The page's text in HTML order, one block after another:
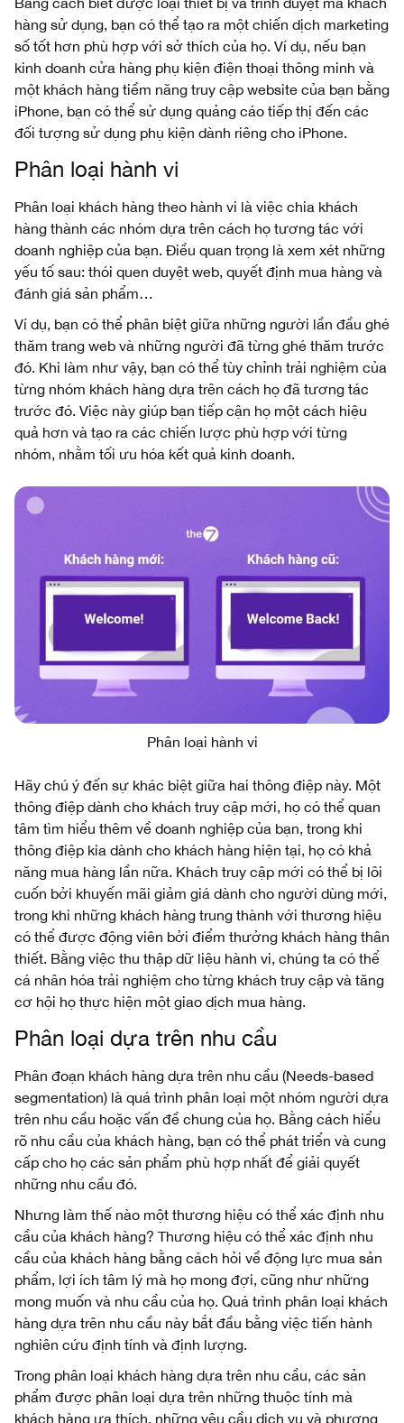
hàng sử dụng, bạn có thể tạo ra một chiến dịch marketing
số tốt hơn phù hợp với sở thích của họ. Ví dụ, nếu bạn
kinh doanh cửa hàng phụ kiện điện thoại thông minh và
một khách hàng tiềm năng truy cập website của bạn bằng
iPhone, bạn có thể sử dụng quảng cáo tiếp thị đến các
đối tượng sử dụng phụ kiện dành riêng cho iPhone.
Phân loại hành vi
Phân loại khách hàng theo hành vi là việc chia khách
hàng thành các nhóm dựa trên cách họ tương tác với
doanh nghiệp của bạn. Điều quan trọng là xem xét những
yếu tố sau: thói quen duyệt web, quyết định mua hàng và
đánh giá sản phẩm…
Ví dụ, bạn có thể phân biệt giữa những người lần đầu ghé
thăm trang web và những người đã từng ghé thăm trước
đó. Khi làm như vậy, bạn có thể tùy chỉnh trải nghiệm của
từng nhóm khách hàng dựa trên cách họ đã tương tác
trước đó. Việc này giúp bạn tiếp cận họ một cách hiệu
quả hơn và tạo ra các chiến lược phù hợp với từng
nhóm, nhằm tối ưu hóa kết quả kinh doanh.
Phân loại hành vi
Hãy chú ý đến sự khác biệt giữa hai thông điệp này. Một
thông điệp dành cho khách truy cập mới, họ có thể quan
tâm tìm hiểu thêm về doanh nghiệp của bạn, trong khi
thông điệp kia dành cho khách hàng hiện tại, họ có khả
năng mua hàng lần nữa. Khách truy cập mới có thể bị lôi
cuốn bởi khuyến mãi giảm giá dành cho người dùng mới,
trong khi những khách hàng trung thành với thương hiệu
có thể được động viên bởi điểm thưởng khách hàng thân
thiết. Bằng việc thu thập dữ liệu hành vi, chúng ta có thể
cá nhân hóa trải nghiệm cho từng khách truy cập và tăng
cơ hội họ thực hiện một giao dịch mua hàng.
Phân loại dựa trên nhu cầu
Phân đoạn khách hàng dựa trên nhu cầu (Needs-based
segmentation) là quá trình phân loại một nhóm người dựa
trên nhu cầu hoặc vấn đề chung của họ. Bằng cách hiểu
rõ nhu cầu của khách hàng, bạn có thể phát triển và cung
cấp cho họ các sản phẩm phù hợp nhất để giải quyết
những nhu cầu đó.
Nhưng làm thế nào một thương hiệu có thể xác định nhu
cầu của khách hàng? Thương hiệu có thể xác định nhu
cầu của khách hàng bằng cách hỏi về động lực mua sản
phẩm, lợi ích tâm lý mà họ mong đợi, cũng như những
mong muốn và nhu cầu của họ. Quá trình phân loại khách
hàng dựa trên nhu cầu này bắt đầu bằng việc tiến hành
nghiên cứu định tính và định lượng.
Trong phân loại khách hàng dựa trên nhu cầu, các sản
phẩm được phân loại dựa trên những thuộc tính mà
khách hàng ưa thích, những yêu cầu dịch vụ và phương